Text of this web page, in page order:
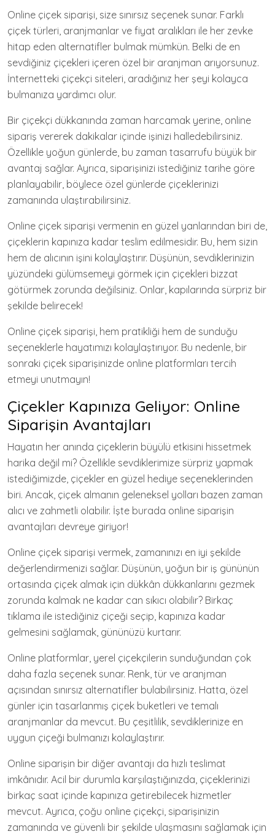
Online çiçek siparişi, size sınırsız seçenek sunar. Farklı
çiçek türleri, aranjmanlar ve fiyat aralıkları ile her zevke
hitap eden alternatifler bulmak mümkün. Belki de en
sevdiğiniz çiçekleri içeren özel bir aranjman arıyorsunuz.
İnternetteki çiçekçi siteleri, aradığınız her şeyi kolayca
bulmanıza yardımcı olur.
Bir çiçekçi dükkanında zaman harcamak yerine, online
sipariş vererek dakikalar içinde işinizi halledebilirsiniz.
Özellikle yoğun günlerde, bu zaman tasarrufu büyük bir
avantaj sağlar. Ayrıca, siparişinizi istediğiniz tarihe göre
planlayabilir, böylece özel günlerde çiçeklerinizi
zamanında ulaştırabilirsiniz.
Online çiçek siparişi vermenin en güzel yanlarından biri de,
çiçeklerin kapınıza kadar teslim edilmesidir. Bu, hem sizin
hem de alıcının işini kolaylaştırır. Düşünün, sevdiklerinizin
yüzündeki gülümsemeyi görmek için çiçekleri bizzat
götürmek zorunda değilsiniz. Onlar, kapılarında sürpriz bir
şekilde belirecek!
Online çiçek siparişi, hem pratikliği hem de sunduğu
seçeneklerle hayatımızı kolaylaştırıyor. Bu nedenle, bir
sonraki çiçek siparişinizde online platformları tercih
etmeyi unutmayın!
Çiçekler Kapınıza Geliyor: Online
Siparişin Avantajları
Hayatın her anında çiçeklerin büyülü etkisini hissetmek
harika değil mi? Özellikle sevdiklerimize sürpriz yapmak
istediğimizde, çiçekler en güzel hediye seçeneklerinden
biri. Ancak, çiçek almanın geleneksel yolları bazen zaman
alıcı ve zahmetli olabilir. İşte burada online siparişin
avantajları devreye giriyor!
Online çiçek siparişi vermek, zamanınızı en iyi şekilde
değerlendirmenizi sağlar. Düşünün, yoğun bir iş gününün
ortasında çiçek almak için dükkân dükkanlarını gezmek
zorunda kalmak ne kadar can sıkıcı olabilir? Birkaç
tıklama ile istediğiniz çiçeği seçip, kapınıza kadar
gelmesini sağlamak, gününüzü kurtarır.
Online platformlar, yerel çiçekçilerin sunduğundan çok
daha fazla seçenek sunar. Renk, tür ve aranjman
açısından sınırsız alternatifler bulabilirsiniz. Hatta, özel
günler için tasarlanmış çiçek buketleri ve temalı
aranjmanlar da mevcut. Bu çeşitlilik, sevdiklerinize en
uygun çiçeği bulmanızı kolaylaştırır.
Online siparişin bir diğer avantajı da hızlı teslimat
imkânıdır. Acil bir durumla karşılaştığınızda, çiçeklerinizi
birkaç saat içinde kapınıza getirebilecek hizmetler
mevcut. Ayrıca, çoğu online çiçekçi, siparişinizin
zamanında ve güvenli bir şekilde ulaşmasını sağlamak için